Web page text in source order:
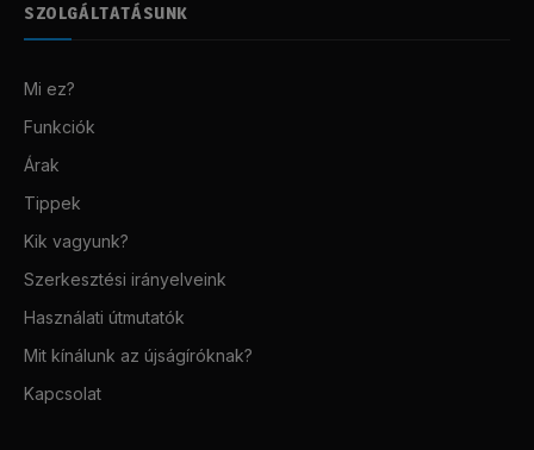
SZOLGÁLTATÁSUNK
Mi ez?
Funkciók
Árak
Tippek
Kik vagyunk?
Szerkesztési irányelveink
Használati útmutatók
Mit kínálunk az újságíróknak?
Kapcsolat